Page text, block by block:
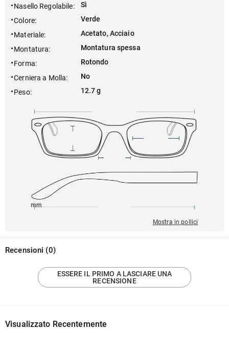
Nasello Regolabile:
Sì
Colore:
Verde
Materiale:
Acetato, Acciaio
Montatura:
Montatura spessa
Forma:
Rotondo
Cerniera a Molla:
No
Peso: 12.7 g
145mm
Mostra in pollici
Recensioni (0)
ESSERE IL PRIMO A LASCIARE UNA
RECENSIONE
Visualizzato Recentemente